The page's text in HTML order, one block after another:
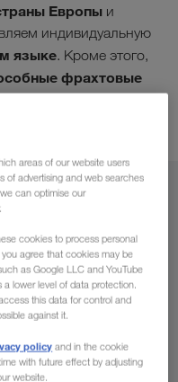
Европы и
индивидуальную
языке. Кроме этого,
фрахтовые
Ваших
areas of our website users
of advertising and web searches
can optimise our
cookies to process personal
agree that cookies may be
as Google LLC and YouTube
lower level of data protection.
this data for control and
against it.
policy and in the cookie
with future effect by adjusting
website.